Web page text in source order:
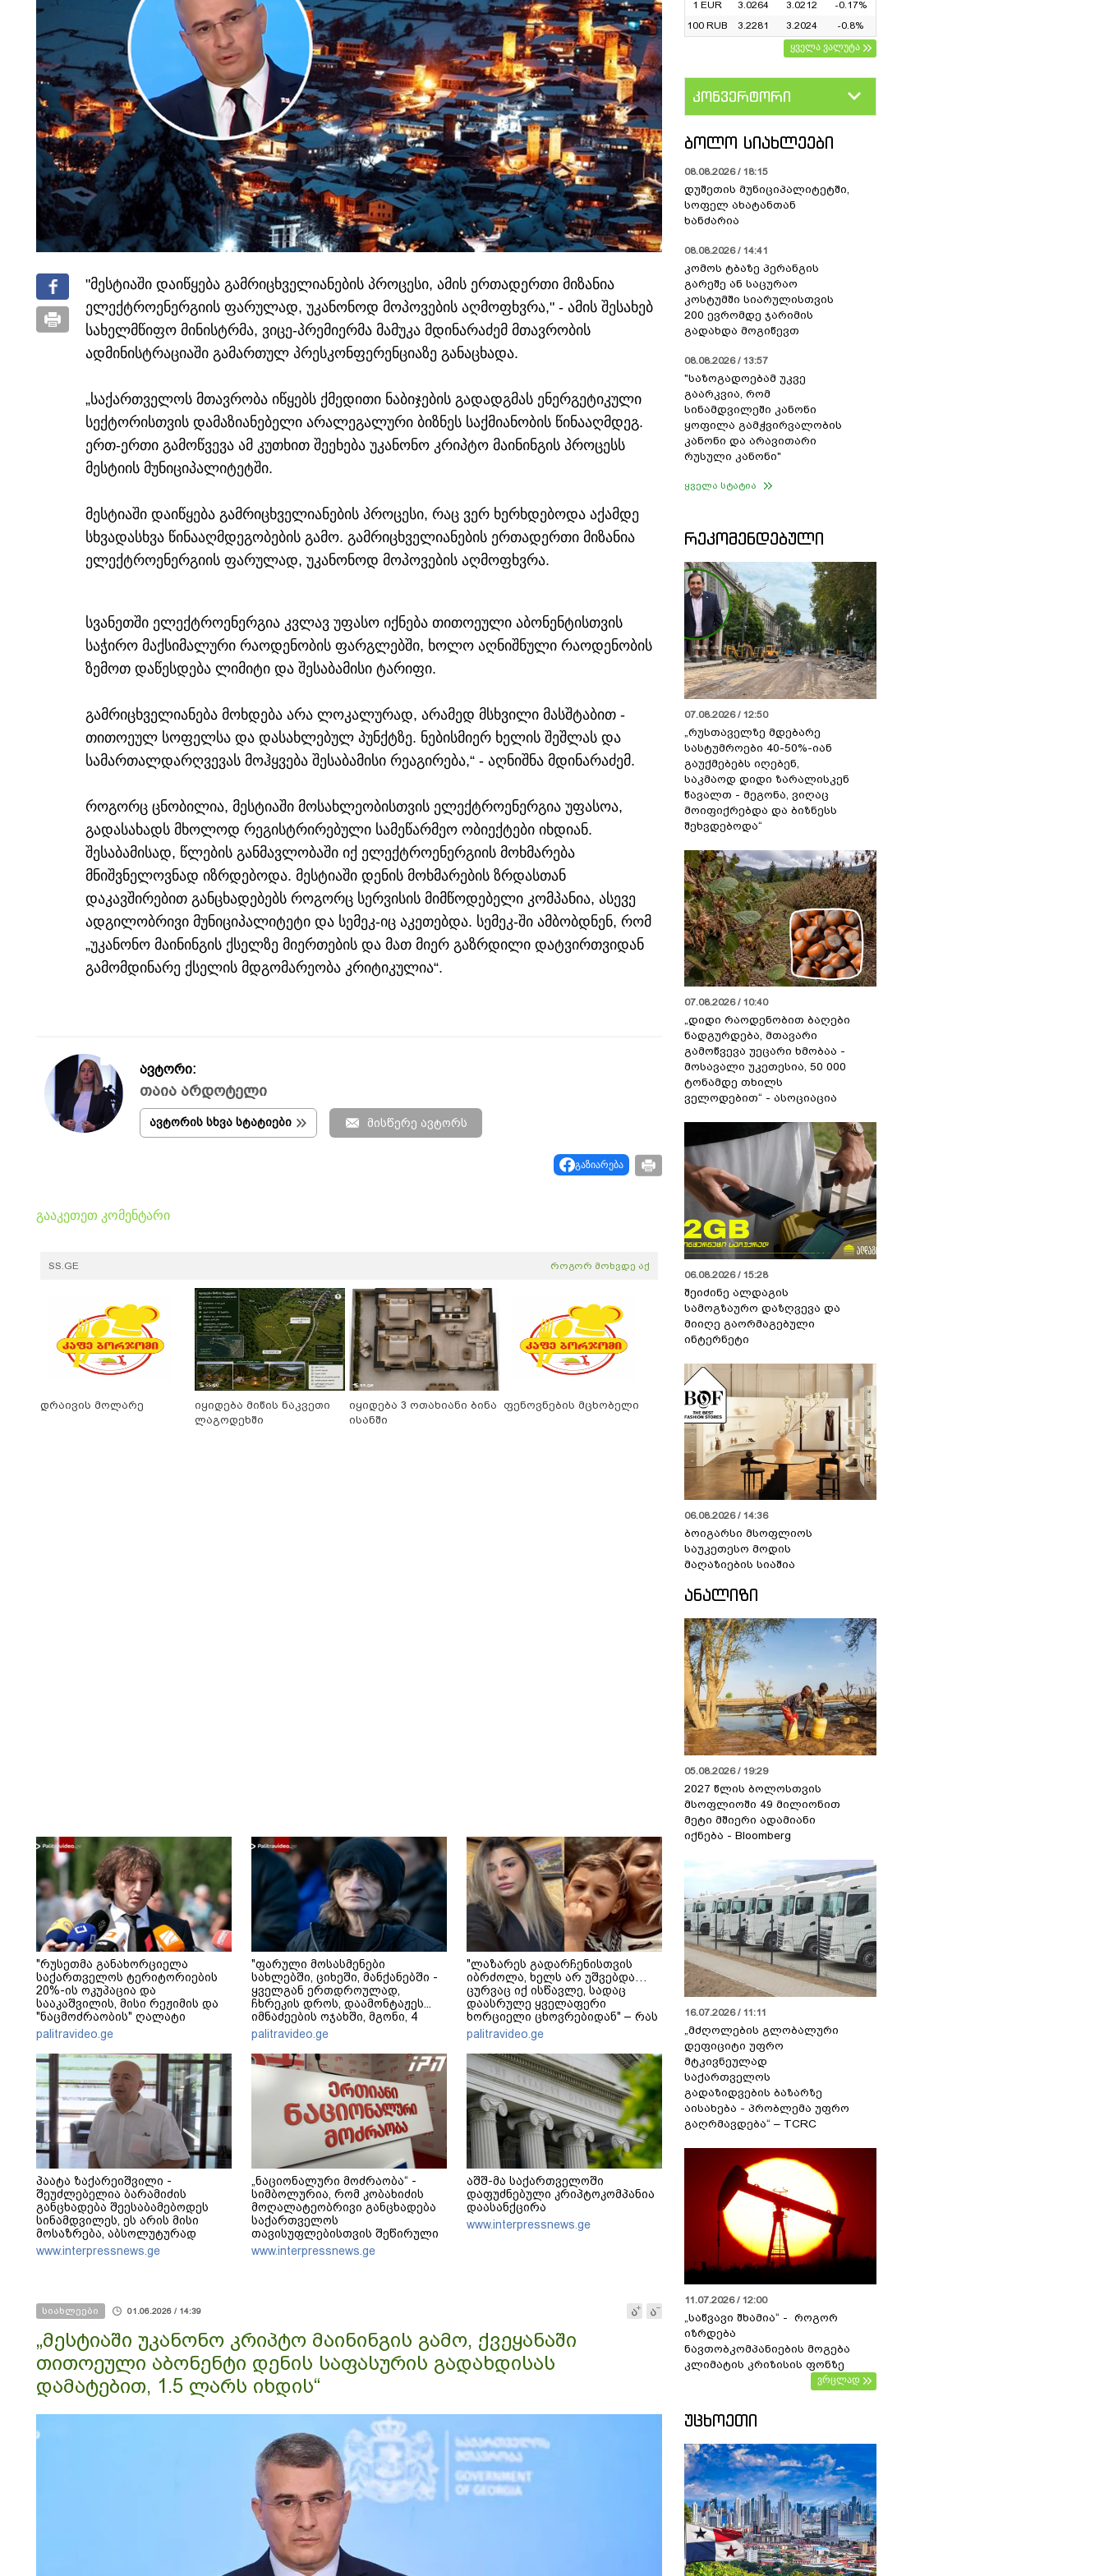
"მესტიაში დაიწყება გამრიცხველიანების პროცესი, ამის ერთადერთი მიზანია
ელექტროენერგიის ფარულად, უკანონოდ მოპოვების აღმოფხვრა," - ამის შესახებ
სახელმწიფო მინისტრმა, ვიცე-პრემიერმა მამუკა მდინარაძემ მთავრობის
ადმინისტრაციაში გამართულ პრესკონფერენციაზე განაცხადა.
„საქართველოს მთავრობა იწყებს ქმედითი ნაბიჯების გადადგმას ენერგეტიკული
სექტორისთვის დამაზიანებელი არალეგალური ბიზნეს საქმიანობის წინააღმდეგ.
ერთ-ერთი გამოწვევა ამ კუთხით შეეხება უკანონო კრიპტო მაინინგის პროცესს
მესტიის მუნიციპალიტეტში.
მესტიაში დაიწყება გამრიცხველიანების პროცესი, რაც ვერ ხერხდებოდა აქამდე
სხვადასხვა წინააღმდეგობების გამო. გამრიცხველიანების ერთადერთი მიზანია
ელექტროენერგიის ფარულად, უკანონოდ მოპოვების აღმოფხვრა.
სვანეთში ელექტროენერგია კვლავ უფასო იქნება თითოეული აბონენტისთვის
საჭირო მაქსიმალური რაოდენობის ფარგლებში, ხოლო აღნიშნული რაოდენობის
ზემოთ დაწესდება ლიმიტი და შესაბამისი ტარიფი.
გამრიცხველიანება მოხდება არა ლოკალურად, არამედ მსხვილი მასშტაბით -
თითოეულ სოფელსა და დასახლებულ პუნქტზე. ნებისმიერ ხელის შეშლას და
სამართალდარღვევას მოჰყვება შესაბამისი რეაგირება,“ - აღნიშნა მდინარაძემ.
როგორც ცნობილია, მესტიაში მოსახლეობისთვის ელექტროენერგია უფასოა,
გადასახადს მხოლოდ რეგისტრირებული სამეწარმეო ობიექტები იხდიან.
შესაბამისად, წლების განმავლობაში იქ ელექტროენერგიის მოხმარება
მნიშვნელოვნად იზრდებოდა. მესტიაში დენის მოხმარების ზრდასთან
დაკავშირებით განცხადებებს როგორც სერვისის მიმწოდებელი კომპანია, ასევე
ადგილობრივი მუნიციპალიტეტი და სემეკ-იც აკეთებდა. სემეკ-ში ამბობდნენ, რომ
„უკანონო მაინინგის ქსელზე მიერთების და მათ მიერ გაზრდილი დატვირთვიდან
გამომდინარე ქსელის მდგომარეობა კრიტიკულია“.
ავტორი:
თაია არდოტელი
ავტორის სხვა სტატიები მისწერე ავტორს
გაზიარება
გააკეთეთ კომენტარი
SS.GE როგორ მოხვდე აქ
დრაივის მოლარე
იყიდება მიწის ნაკვეთი
ლაგოდეხში
იყიდება 3 ოთახიანი ბინა
ისანში
ფენოვნების მცხობელი
"რუსეთმა განახორციელა
საქართველოს ტერიტორიების
20%-ის ოკუპაცია და
სააკაშვილის, მისი რეჟიმის და
"ნაცმოძრაობის" ღალატი
ვერანაირად ვერ გადაფარავს
ამ დანაშაულს" - ირაკლი
კობახიძე
palitravideo.ge
"ფარული მოსასმენები
სახლებში, ციხეში, მანქანებში -
ყველგან ერთდროულად,
ჩხრეკის დროს, დაამონტაჟეს...
იმნაძეების ოჯახში, მგონი, 4
მოსასმენი იყო..." - ეკა კუპატაძე
palitravideo.ge
"ლაზარეს გადარჩენისთვის
იბრძოლა, ხელს არ უშვებდა…
ცურვაც იქ ისწავლე, სადაც
დაასრულე ყველაფერი
ხორციელი ცხოვრებიდან" – რას
წერს ხობში დაღუპული დედა-
შვილის ახლობელი?
palitravideo.ge
პაატა ზაქარეიშვილი -
შეუძლებელია ბარამიძის
განცხადება შეესაბამებოდეს
სინამდვილეს, ეს არის მისი
მოსაზრება, აბსოლუტურად
ამოვარდნილი რეალობიდან -
არ მიმაჩნია, რომ ამის გამო მის
www.interpressnews.ge
„ნაციონალური მოძრაობა“ -
სიმბოლურია, რომ კობახიძის
მოღალატეობრივი განცხადება
საქართველოს
თავისუფლებისთვის შეწირული
გმირების მემორიალზე გაკეთდა
www.interpressnews.ge
აშშ-მა საქართველოში
დაფუძნებული კრიპტოკომპანია
დაასანქცირა
www.interpressnews.ge
სიახლეები 01.06.2026 / 14:39
„მესტიაში უკანონო კრიპტო მაინინგის გამო, ქვეყანაში
თითოეული აბონენტი დენის საფასურის გადახდისას
დამატებით, 1.5 ლარს იხდის“
1 EUR
3.0264 3.0212
-0.17%
100 RUB
3.2281 3.2024
-0.8%
ყველა ვალუტა
კონვერტორი
ᲑᲝᲚᲝ ᲡᲘᲐᲮᲚᲔᲔᲑᲘ
08.08.2026 / 18:15
დუშეთის მუნიციპალიტეტში,
სოფელ ახატანთან
ხანძარია
08.08.2026 / 14:41
კომოს ტბაზე პერანგის
გარეშე ან საცურაო
კოსტუმში სიარულისთვის
200 ევრომდე ჯარიმის
გადახდა მოგიწევთ
08.08.2026 / 13:57
"საზოგადოებამ უკვე
გაარკვია, რომ
სინამდვილეში კანონი
ყოფილა გამჭვირვალობის
კანონი და არავითარი
რუსული კანონი"
ყველა სტატია
ᲠᲔᲙᲝᲛᲔᲜᲓᲔᲑᲣᲚᲘ
07.08.2026 / 12:50
„რუსთაველზე მდებარე
სასტუმროები 40-50%-იან
გაუქმებებს იღებენ,
საკმაოდ დიდი ზარალისკენ
წავალთ - მეგონა, ვიღაც
მოიფიქრებდა და ბიზნესს
შეხვდებოდა“
07.08.2026 / 10:40
„დიდი რაოდენობით ბაღები
ნადგურდება, მთავარი
გამოწვევა უეცარი ხმობაა -
მოსავალი უკეთესია, 50 000
ტონამდე თხილს
ველოდებით“ - ასოციაცია
06.08.2026 / 15:28
შეიძინე ალდაგის
სამოგზაურო დაზღვევა და
მიიღე გაორმაგებული
ინტერნეტი
06.08.2026 / 14:36
ბოიგარსი მსოფლიოს
საუკეთესო მოდის
მაღაზიების სიაშია
ᲐᲜᲐᲚᲘᲖᲘ
05.08.2026 / 19:29
2027 წლის ბოლოსთვის
მსოფლიოში 49 მილიონით
მეტი მშიერი ადამიანი
იქნება - Bloomberg
16.07.2026 / 11:11
„მძღოლების გლობალური
დეფიციტი უფრო
მტკივნეულად
საქართველოს
გადაზიდვების ბაზარზე
აისახება - პრობლემა უფრო
გაღრმავდება“ – TCRC
11.07.2026 / 12:00
„საწვავი შხამია“ - როგორ
იზრდება
ნავთობკომპანიების მოგება
კლიმატის კრიზისის ფონზე
ვრცლად
ᲣᲪᲮᲝᲔᲗᲘ